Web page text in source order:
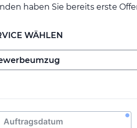
haben Sie bereits erste
WÄHLEN